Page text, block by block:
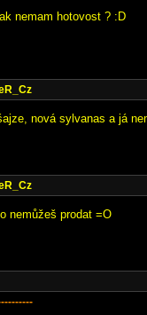
nemam hotovost ? :D
nová sylvanas a já
nemůžeš prodat =O